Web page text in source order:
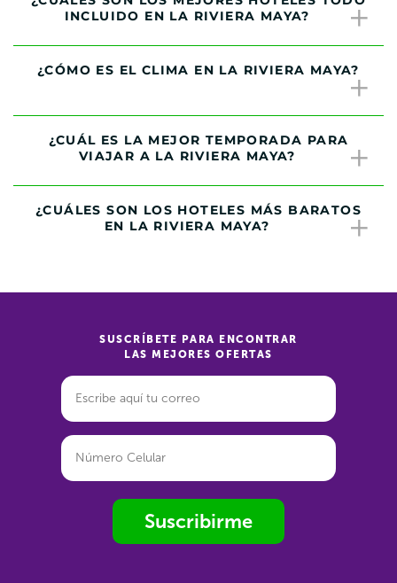
INCLUIDO EN LA RIVIERA MAYA?
¿CÓMO ES EL CLIMA EN LA RIVIERA MAYA?
¿CUÁL ES LA MEJOR TEMPORADA PARA
VIAJAR A LA RIVIERA MAYA?
¿CUÁLES SON LOS HOTELES MÁS BARATOS
EN LA RIVIERA MAYA?
SUSCRÍBETE PARA ENCONTRAR
LAS MEJORES OFERTAS
Suscribirme